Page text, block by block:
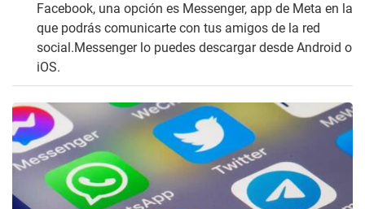
Facebook, una opción es Messenger, app de Meta en la
que podrás comunicarte con tus amigos de la red
social.Messenger lo puedes descargar desde Android o
iOS.